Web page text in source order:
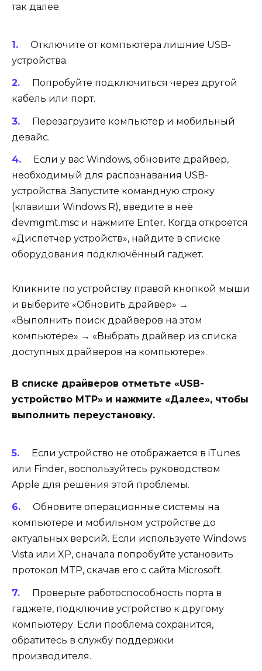
так далее.
Отключите от компьютера лишние USB-
устройства.
Попробуйте подключиться через другой
кабель или порт.
Перезагрузите компьютер и мобильный
девайс.
Если у вас Windows, обновите драйвер,
необходимый для распознавания USB-
устройства. Запустите командную строку
(клавиши Windows R), введите в неё
devmgmt.msc и нажмите Enter. Когда откроется
«Диспетчер устройств», найдите в списке
оборудования подключённый гаджет.
Кликните по устройству правой кнопкой мыши
и выберите «Обновить драйвер» →
«Выполнить поиск драйверов на этом
компьютере» → «Выбрать драйвер из списка
доступных драйверов на компьютере».
В списке драйверов отметьте «USB-
устройство MTP» и нажмите «Далее», чтобы
выполнить переустановку.
Если устройство не отображается в iTunes
или Finder, воспользуйтесь руководством
Apple для решения этой проблемы.
Обновите операционные системы на
компьютере и мобильном устройстве до
актуальных версий. Если используете Windows
Vista или XP, сначала попробуйте установить
протокол MTP, скачав его с сайта Microsoft.
Проверьте работоспособность порта в
гаджете, подключив устройство к другому
компьютеру. Если проблема сохранится,
обратитесь в службу поддержки
производителя.